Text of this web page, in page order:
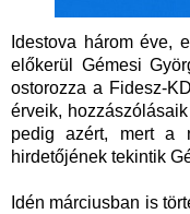
Idestova három éve,
előkerül Gémesi
ostorozza a Fidesz-
érveik,
pedig azért, mert a
hirdetőjének tekintik
Idén márciusban is